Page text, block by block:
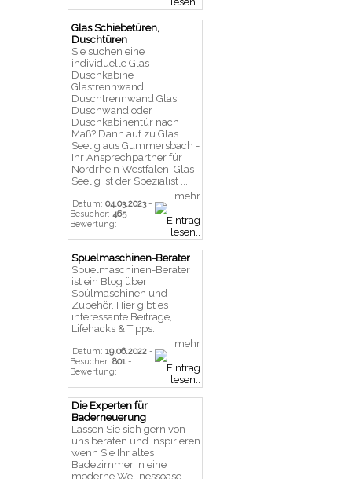
Glas Schiebetüren,
Duschtüren
Sie suchen eine
individuelle Glas
Duschkabine
Glastrennwand
Duschtrennwand Glas
Duschwand oder
Duschkabinentür nach
Maß? Dann auf zu Glas
Seelig aus Gummersbach -
Ihr Ansprechpartner für
Nordrhein Westfalen. Glas
Seelig ist der Spezialist ...
Datum: 04.03.2023-
Besucher: 465-
Bewertung:
mehr
Spuelmaschinen-Berater
Spuelmaschinen-Berater
ist ein Blog über
Spülmaschinen und
Zubehör. Hier gibt es
interessante Beiträge,
Lifehacks & Tipps.
Datum: 19.06.2022 -
Besucher: 801 -
Bewertung:
mehr
Die Experten für
Baderneuerung
Lassen Sie sich gern von
uns beraten und inspirieren
wenn Sie Ihr altes
Badezimmer in eine
moderne Wellnessoase